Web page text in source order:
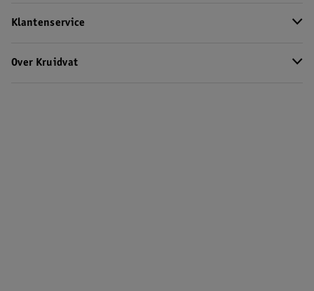
Klantenservice
Over Kruidvat